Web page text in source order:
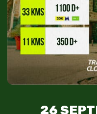
26